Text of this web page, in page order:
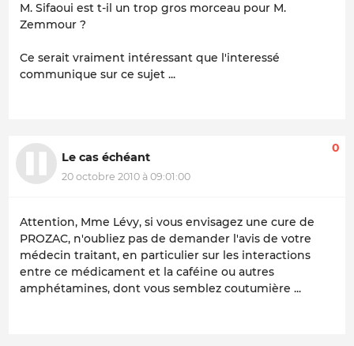
M. Sifaoui est t-il un trop gros morceau pour M.
Zemmour ?
Ce serait vraiment intéressant que l'interessé
communique sur ce sujet ...
Le cas échéant
20 octobre 2010 à 09:01:00
0
Attention, Mme Lévy, si vous envisagez une cure de
PROZAC, n'oubliez pas de demander l'avis de votre
médecin traitant, en particulier sur les interactions
entre ce médicament et la caféine ou autres
amphétamines, dont vous semblez coutumière ...